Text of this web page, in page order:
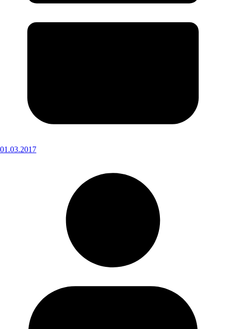
01.03.2017